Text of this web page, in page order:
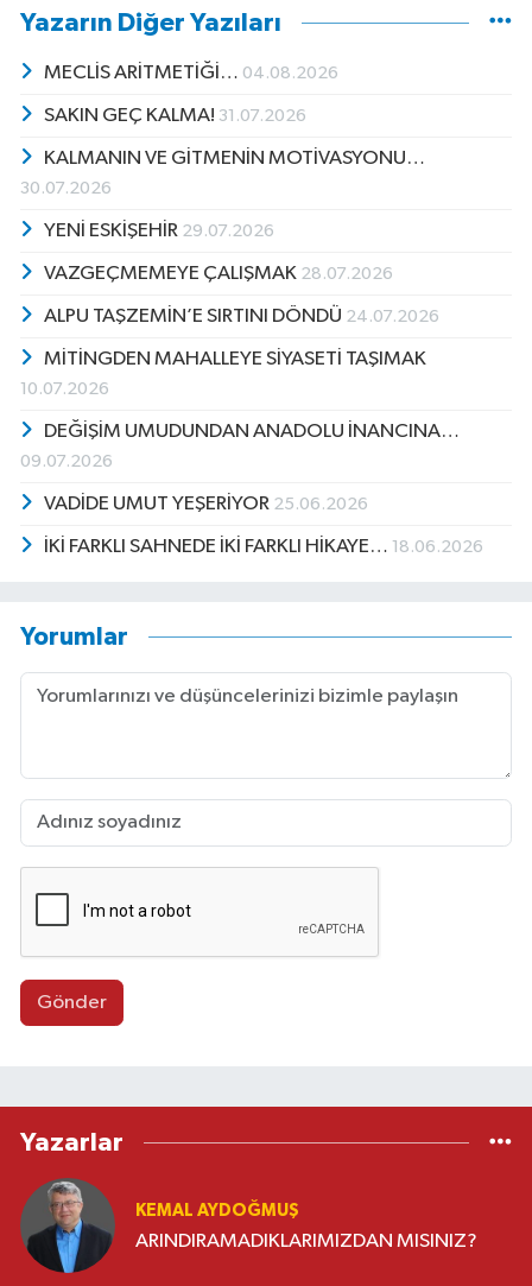
Yazarın Diğer Yazıları
MECLİS ARİTMETİĞİ… 04.08.2026
SAKIN GEÇ KALMA! 31.07.2026
KALMANIN VE GİTMENİN MOTİVASYONU…
30.07.2026
YENİ ESKİŞEHİR 29.07.2026
VAZGEÇMEMEYE ÇALIŞMAK 28.07.2026
ALPU TAŞZEMİN’E SIRTINI DÖNDÜ 24.07.2026
MİTİNGDEN MAHALLEYE SİYASETİ TAŞIMAK
10.07.2026
DEĞİŞİM UMUDUNDAN ANADOLU İNANCINA…
09.07.2026
VADİDE UMUT YEŞERİYOR 25.06.2026
İKİ FARKLI SAHNEDE İKİ FARKLI HİKAYE… 18.06.2026
Yorumlar
Gönder
Yazarlar
KEMAL AYDOĞMUŞ
ARINDIRAMADIKLARIMIZDAN MISINIZ?